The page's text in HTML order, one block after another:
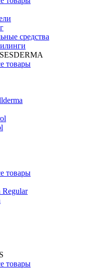
средства
товары
товары
Regular
товары